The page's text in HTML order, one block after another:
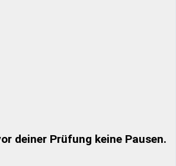
deiner Prüfung keine Pausen.